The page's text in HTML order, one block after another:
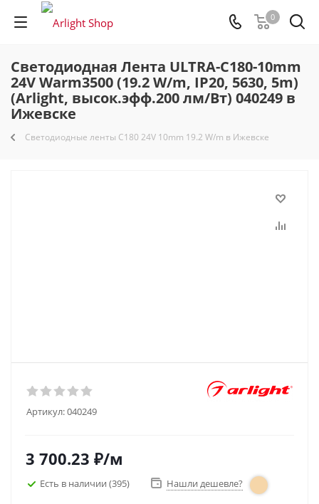
0
Светодиодная Лента ULTRA-C180-10mm
24V Warm3500 (19.2 W/m, IP20, 5630, 5m)
(Arlight, высок.эфф.200 лм/Вт) 040249 в
Ижевске
Светодиодные ленты C180 24V 10mm 19.2 W/m в Ижевске
Артикул:040249
3 700.23 ₽/м
Есть в наличии (395) Нашли дешевле?